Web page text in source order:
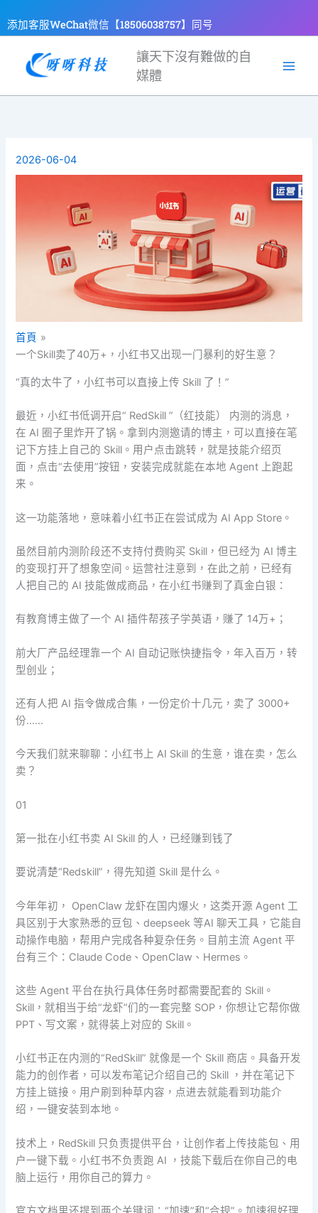
至
容
添加客服WeChat微信【18506038757】同号
讓天下沒有難做的自
媒體
2026-06-04
首頁
一个Skill卖了40万+，小红书又出现一门暴利的好生意？
“真的太牛了，小红书可以直接上传 Skill 了！”
最近，小红书低调开启“ RedSkill ”（红技能） 内测的消息，
在 AI 圈子里炸开了锅。拿到内测邀请的博主，可以直接在笔
记下方挂上自己的 Skill。用户点击跳转，就是技能介绍页
面，点击“去使用”按钮，安装完成就能在本地 Agent 上跑起
来。
这一功能落地，意味着小红书正在尝试成为 AI App Store。
虽然目前内测阶段还不支持付费购买 Skill，但已经为 AI 博主
的变现打开了想象空间。运营社注意到，在此之前，已经有
人把自己的 AI 技能做成商品，在小红书赚到了真金白银：
有教育博主做了一个 AI 插件帮孩子学英语，赚了 14万+；
前大厂产品经理靠一个 AI 自动记账快捷指令，年入百万，转
型创业；
还有人把 AI 指令做成合集，一份定价十几元，卖了 3000+
份……
今天我们就来聊聊：小红书上 AI Skill 的生意，谁在卖，怎么
卖？
01
第一批在小红书卖 AI Skill 的人，已经赚到钱了
要说清楚“Redskill”，得先知道 Skill 是什么。
今年年初， OpenClaw 龙虾在国内爆火，这类开源 Agent 工
具区别于大家熟悉的豆包、deepseek 等AI 聊天工具，它能自
动操作电脑，帮用户完成各种复杂任务。目前主流 Agent 平
台有三个：Claude Code、OpenClaw、Hermes。
这些 Agent 平台在执行具体任务时都需要配套的 Skill。
Skill，就相当于给“龙虾”们的一套完整 SOP，你想让它帮你做
PPT、写文案，就得装上对应的 Skill。
小红书正在内测的“RedSkill” 就像是一个 Skill 商店。具备开发
能力的创作者，可以发布笔记介绍自己的 Skill ，并在笔记下
方挂上链接。用户刷到种草内容，点进去就能看到功能介
绍，一键安装到本地。
技术上，RedSkill 只负责提供平台，让创作者上传技能包、用
户一键下载。小红书不负责跑 AI ，技能下载后在你自己的电
脑上运行，用你自己的算力。